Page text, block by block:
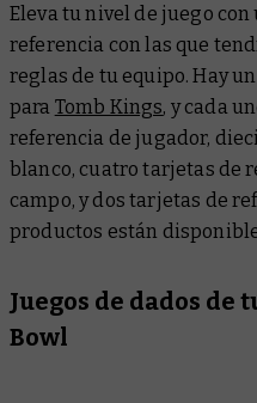
Eleva tu nivel de juego
referencia con las que
reglas de tu equipo. Hay
para Tomb Kings, y cada
referencia de jugador,
blanco, cuatro tarjetas de
campo, y dos tarjetas de
productos están
Juegos de dados de
Bowl